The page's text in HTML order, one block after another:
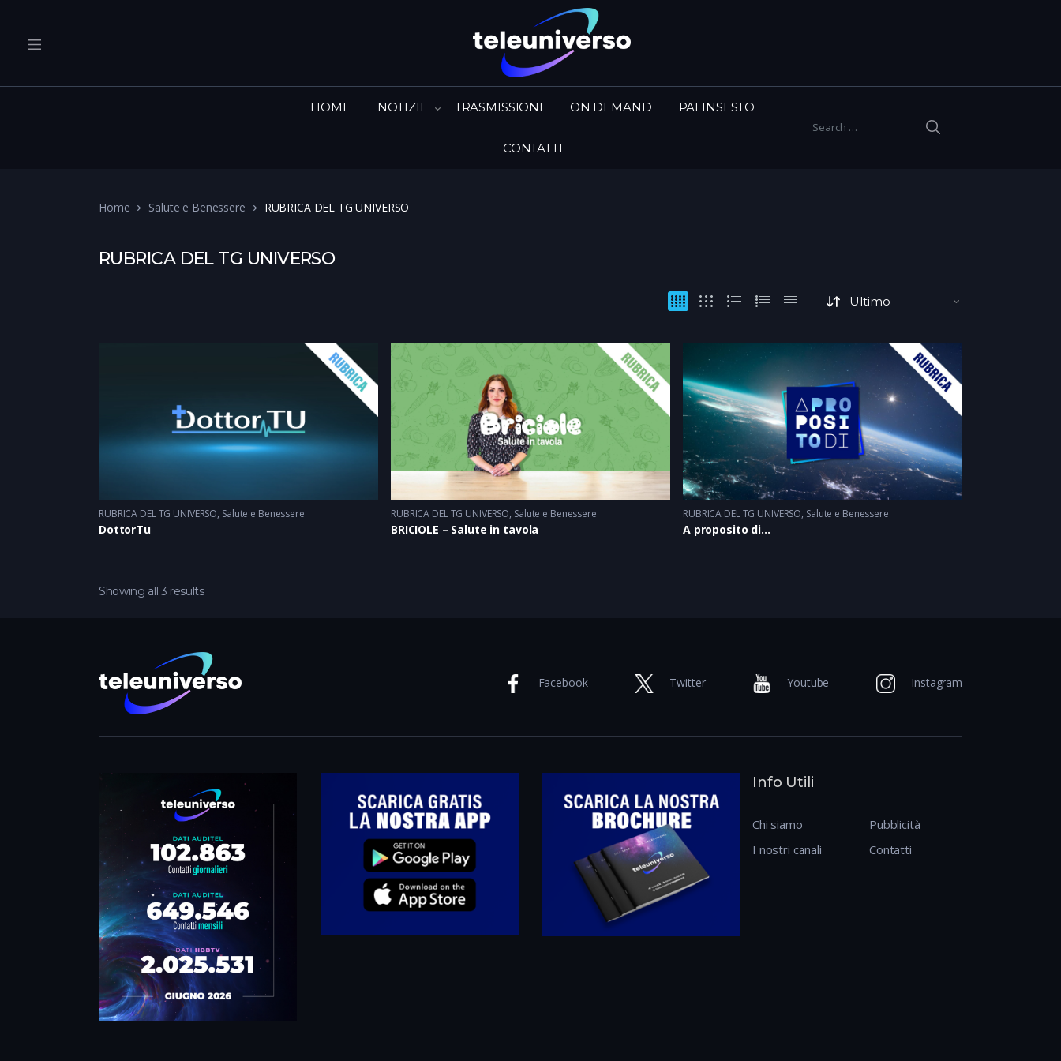
Search for:
HOME NOTIZIE TRASMISSIONI ON DEMAND PALINSESTO
CONTATTI
Home Salute e Benessere RUBRICA DEL TG UNIVERSO
RUBRICA DEL TG UNIVERSO
RUBRICA DEL TG UNIVERSO, Salute e Benessere
DottorTu
RUBRICA DEL TG UNIVERSO, Salute e Benessere
BRICIOLE – Salute in tavola
RUBRICA DEL TG UNIVERSO, Salute e Benessere
A proposito di…
Showing all 3 results
Facebook Twitter Youtube Instagram
Info Utili
Chi siamo
I nostri canali
Pubblicità
Contatti